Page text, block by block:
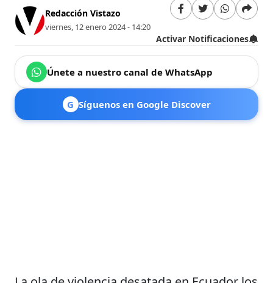
Redacción Vistazo
viernes, 12 enero 2024 - 14:20
Activar Notificaciones
Únete a nuestro canal de WhatsApp
G Síguenos en Google Discover